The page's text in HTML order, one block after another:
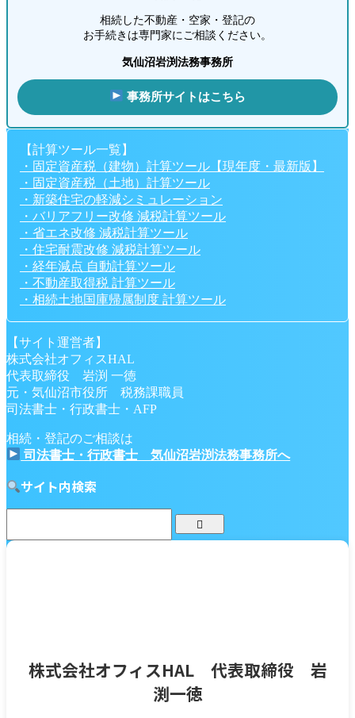
相続した不動産・空家・登記の
お手続きは専門家にご相談ください。
気仙沼岩渕法務事務所
事務所サイトはこちら
【計算ツール一覧】
・固定資産税（建物）計算ツール【現年度・最新版】
・固定資産税（土地）計算ツール
・新築住宅の軽減シミュレーション
・バリアフリー改修 減税計算ツール
・省エネ改修 減税計算ツール
・住宅耐震改修 減税計算ツール
・経年減点 自動計算ツール
・不動産取得税 計算ツール
・相続土地国庫帰属制度 計算ツール
【サイト運営者】
株式会社オフィスHAL
代表取締役 岩渕 一徳
元・気仙沼市役所 税務課職員
司法書士・行政書士・AFP
相続・登記のご相談は
司法書士・行政書士 気仙沼岩渕法務事務所へ
サイト内検索
株式会社オフィスHAL 代表取締役 岩
渕一徳